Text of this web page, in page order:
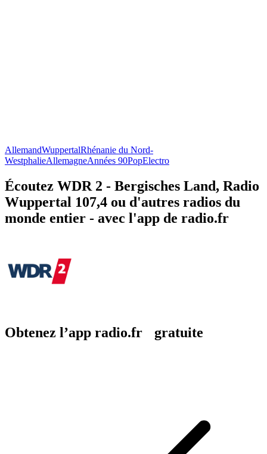
AllemandWuppertalRhénanie du Nord-
WestphalieAllemagneAnnées 90PopElectro
Écoutez WDR 2 - Bergisches Land, Radio
Wuppertal 107,4 ou d'autres radios du
monde entier - avec l'app de radio.fr
Obtenez l’app radio.fr gratuite